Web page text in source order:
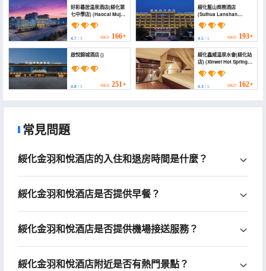
好彩暮居温泉酒店(綏化第
七中學店) (Haocai Muju
Hot Spring Hotel
(Suihua Seventh Middle
School))
4.7 / 5 HKD 166+
綏化藍山商務酒店
(Suihua Lanshan
Business Hotel)
4.5/ 5 HKD 193+
啟悅錦城酒店 ()
4.8 / 5 HKD 251+
綏化鑫威温泉水會(綏化站
店) (Xinwei Hot Spring
4.3/ 5 HKD 162+
常見問題
綏化金羽和悅酒店的入住和退房時間是什麼？
綏化金羽和悅酒店是否提供早餐？
綏化金羽和悅酒店是否提供機場接送服務？
綏化金羽和悅酒店附近是否有熱門景點？